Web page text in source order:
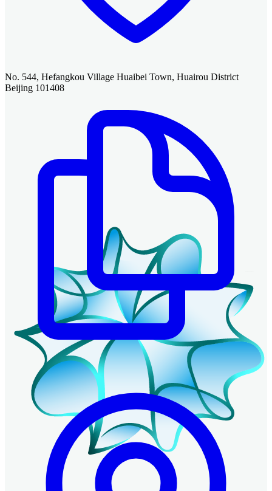
No. 544, Hefangkou Village Huaibei Town, Huairou District
Beijing 101408